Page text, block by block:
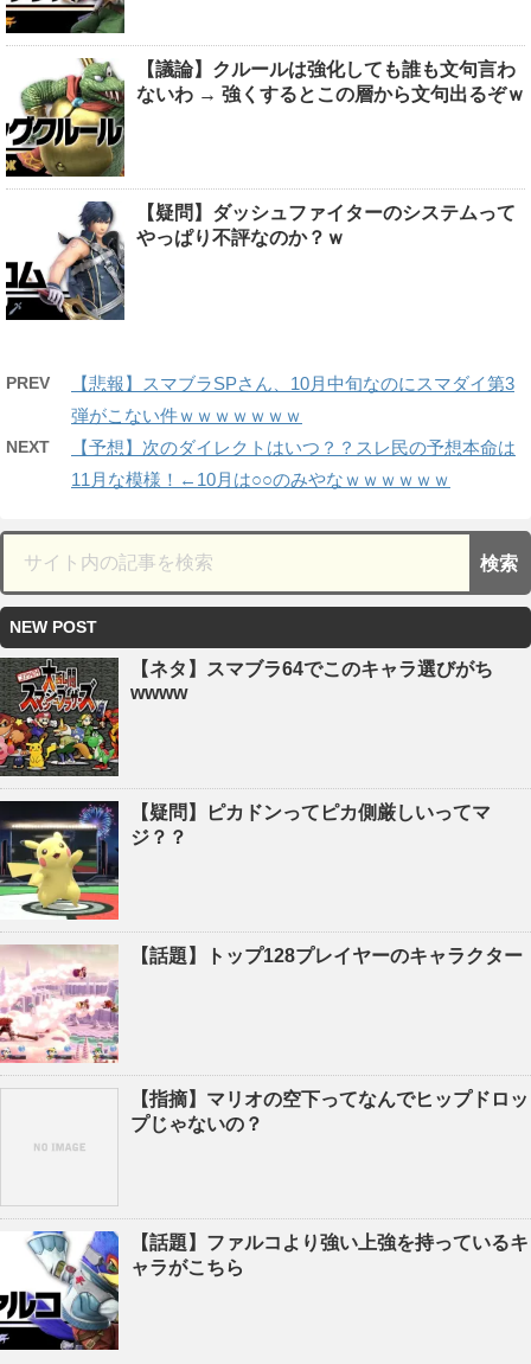
【議論】クルールは強化しても誰も文句言わ
ないわ → 強くするとこの層から文句出るぞｗ
【疑問】ダッシュファイターのシステムって
やっぱり不評なのか？ｗ
PREV
【悲報】スマブラSPさん、10月中旬なのにスマダイ第3
弾がこない件ｗｗｗｗｗｗｗ
NEXT
【予想】次のダイレクトはいつ？？スレ民の予想本命は
11月な模様！←10月は○○のみやなｗｗｗｗｗｗ
NEW POST
【ネタ】スマブラ64でこのキャラ選びがち
wwww
【疑問】ピカドンってピカ側厳しいってマ
ジ？？
【話題】トップ128プレイヤーのキャラクター
【指摘】マリオの空下ってなんでヒップドロッ
プじゃないの？
【話題】ファルコより強い上強を持っているキ
ャラがこちら